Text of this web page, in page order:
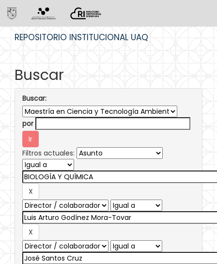
REPOSITORIO INSTITUCIONAL UAQ
Buscar
Buscar:
por
Filtros actuales: